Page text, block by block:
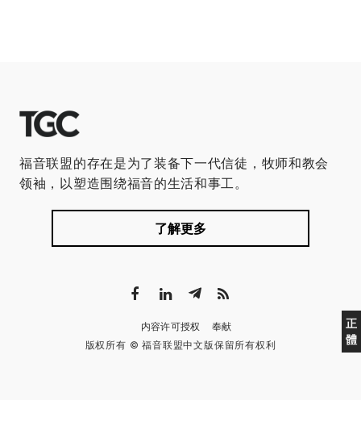
正
體
福音联盟的存在是为了装备下一代信徒，牧师和教会
领袖，以塑造围绕福音的生活和事工。
了解更多
内容许可授权
奉献
版权所有 © 福音联盟中文版保留所有权利